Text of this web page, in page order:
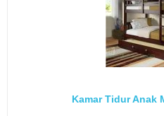
Kamar Tidur Anak